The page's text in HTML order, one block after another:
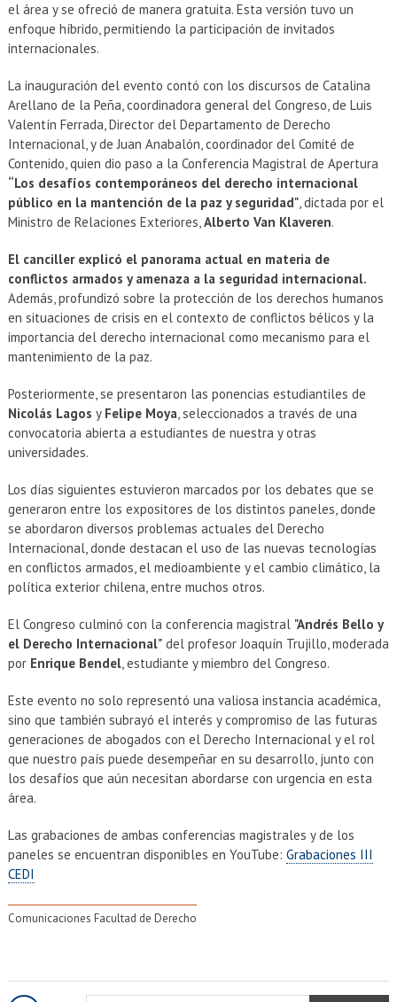
el área y se ofreció de manera gratuita. Esta versión tuvo un
enfoque híbrido, permitiendo la participación de invitados
internacionales.
La inauguración del evento contó con los discursos de Catalina
Arellano de la Peña, coordinadora general del Congreso, de Luis
Valentín Ferrada, Director del Departamento de Derecho
Internacional, y de Juan Anabalón, coordinador del Comité de
Contenido, quien dio paso a la Conferencia Magistral de Apertura
“Los desafíos contemporáneos del derecho internacional
público en la mantención de la paz y seguridad", dictada por el
Ministro de Relaciones Exteriores,Alberto Van Klaveren.
El canciller explicó el panorama actual en materia de
conflictos armados y amenaza a la seguridad internacional.
Además, profundizó sobre la protección de los derechos humanos
en situaciones de crisis en el contexto de conflictos bélicos y la
importancia del derecho internacional como mecanismo para el
mantenimiento de la paz.
Posteriormente, se presentaron las ponencias estudiantiles de
Nicolás Lagos y Felipe Moya, seleccionados a través de una
convocatoria abierta a estudiantes de nuestra y otras
universidades.
Los días siguientes estuvieron marcados por los debates que se
generaron entre los expositores de los distintos paneles, donde
se abordaron diversos problemas actuales del Derecho
Internacional, donde destacan el uso de las nuevas tecnologías
en conflictos armados, el medioambiente y el cambio climático, la
política exterior chilena, entre muchos otros.
El Congreso culminó con la conferencia magistral "Andrés Bello y
el Derecho Internacional"del profesor Joaquín Trujillo, moderada
por Enrique Bendel, estudiante y miembro del Congreso.
Este evento no solo representó una valiosa instancia académica,
sino que también subrayó el interés y compromiso de las futuras
generaciones de abogados con el Derecho Internacional y el rol
que nuestro país puede desempeñar en su desarrollo, junto con
los desafíos que aún necesitan abordarse con urgencia en esta
área.
Las grabaciones de ambas conferencias magistrales y de los
paneles se encuentran disponibles en YouTube: Grabaciones III
CEDI
Comunicaciones Facultad de Derecho